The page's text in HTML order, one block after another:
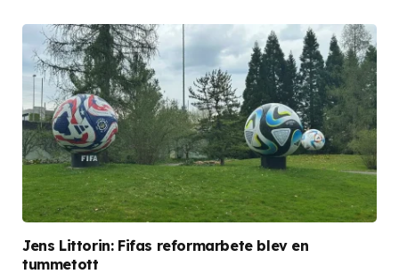
Jens Littorin: Fifas reformarbete blev en
tummetott